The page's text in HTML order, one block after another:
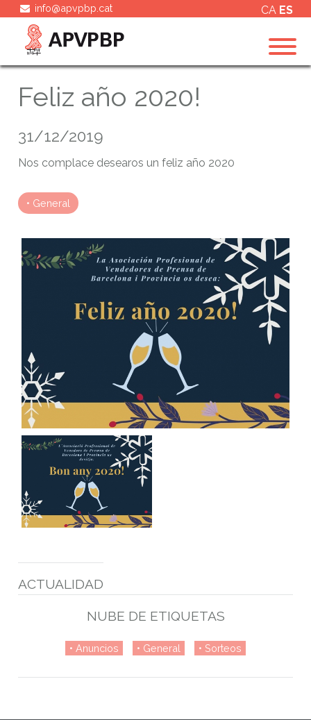
info@apvpbp.cat CA ES
Feliz año 2020!
31/12/2019
Nos complace desearos un feliz año 2020
General
ACTUALIDAD
NUBE DE ETIQUETAS
Anuncios General Sorteos